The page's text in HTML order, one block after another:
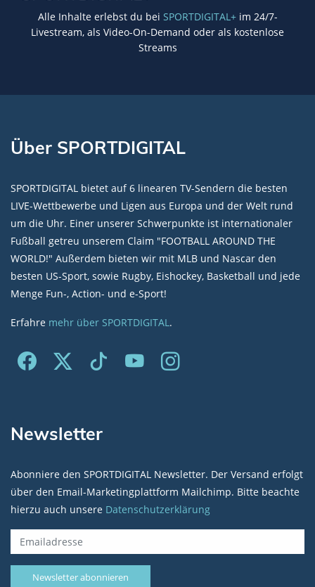
Alle Inhalte erlebst du bei SPORTDIGITAL+im 24/7-
Livestream, als Video-On-Demand oder als kostenlose
Streams
Über SPORTDIGITAL
SPORTDIGITAL bietet auf 6 linearen TV-Sendern die besten
LIVE-Wettbewerbe und Ligen aus Europa und der Welt rund
um die Uhr. Einer unserer Schwerpunkte ist internationaler
Fußball getreu unserem Claim "FOOTBALL AROUND THE
WORLD!" Außerdem bieten wir mit MLB und Nascar den
besten US-Sport, sowie Rugby, Eishockey, Basketball und jede
Menge Fun-, Action- und e-Sport!
Erfahre mehr über SPORTDIGITAL.
Newsletter
Abonniere den SPORTDIGITAL Newsletter. Der Versand erfolgt
über den Email-Marketingplattform Mailchimp. Bitte beachte
hierzu auch unsere Datenschutzerklärung